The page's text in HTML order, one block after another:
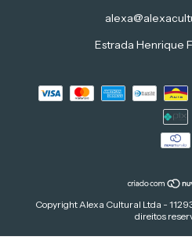
Estrada Henrique
Copyright Alexa Cultural Ltda -
direitos